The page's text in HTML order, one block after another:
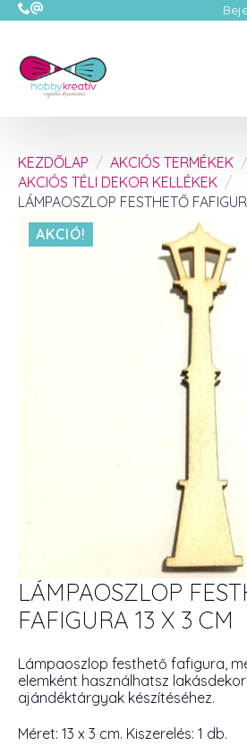
KEZDŐLAP
AKCIÓS TERMÉKEK
AKCIÓS TÉLI DEKOR KELLÉKEK
LÁMPAOSZLOP FESTHETŐ
AKCIÓ!
LÁMPAOSZLOP
FAFIGURA 13 X 3 CM
Lámpaoszlop festhető fafigura,
elemként használhatsz
ajándéktárgyak készítéséhez.
Méret: 13 x 3 cm. Kiszerelés: 1 db.